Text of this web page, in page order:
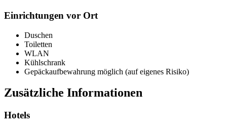
Einrichtungen vor Ort
Duschen
Toiletten
WLAN
Kühlschrank
Gepäckaufbewahrung möglich (auf eigenes Risiko)
Zusätzliche Informationen
Hotels